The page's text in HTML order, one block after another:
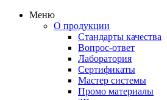
Меню
О продукции
Стандарты качества
Вопрос-ответ
Лаборатория
Сертификаты
Мастер системы
Промо материалы